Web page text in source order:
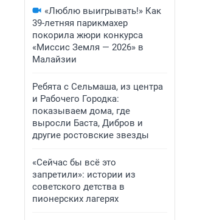
«Люблю выигрывать!» Как
39-летняя парикмахер
покорила жюри конкурса
«Миссис Земля — 2026» в
Малайзии
Ребята с Сельмаша, из центра
и Рабочего Городка:
показываем дома, где
выросли Баста, Дибров и
другие ростовские звезды
«Сейчас бы всё это
запретили»: истории из
советского детства в
пионерских лагерях